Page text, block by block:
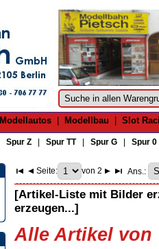
Modellautos Modellbau Slot
Spur Z Spur TT| Spur G Spur 0
Seite: von 2 Ans.:
[Artikel-Liste mit Bilder
erzeugen...]
Alle Artikel von